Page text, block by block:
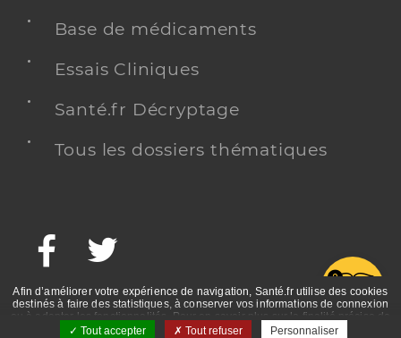
Base de médicaments
Essais Cliniques
Santé.fr Décryptage
Tous les dossiers thématiques
Facebook
Afin d’améliorer votre expérience de navigation, Santé.fr utilise des cookies
destinés à faire des statistiques, à conserver vos informations de connexion
ou à adapter les fonctionnalités. Pour en savoir plus sur la finalité précise de
ces cookies, nous vous invitons à prendre connaissance de la politique de
Tout accepter Tout refuser Personnaliser